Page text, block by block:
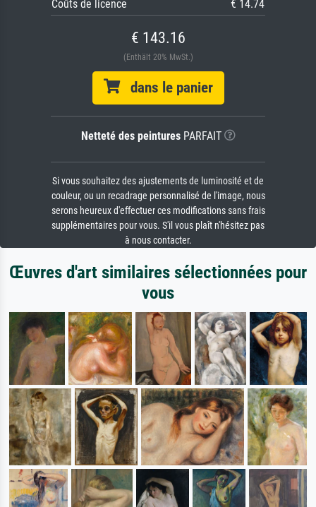
Coûts de licence € 14.74
€ 143.16
(Enthält 20% MwSt.)
dans le panier
Netteté des peinturesPARFAIT
Si vous souhaitez des ajustements de luminosité et de
couleur, ou un recadrage personnalisé de l'image, nous
serons heureux d'effectuer ces modifications sans frais
supplémentaires pour vous. S'il vous plaît n'hésitez pas
à nous contacter.
Œuvres d'art similaires sélectionnées pour
vous